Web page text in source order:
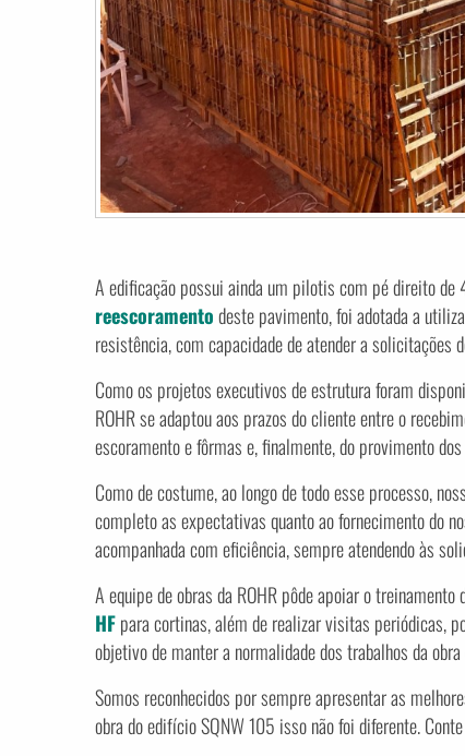
A edificação possui ainda um pilotis com pé direito de
reescoramentodeste pavimento, foi adotada a
resistência, com capacidade de atender a
Como os projetos executivos de estrutura foram
ROHR se adaptou aos prazos do cliente entre o
escoramento e fôrmas e, finalmente, do provimento
Como de costume, ao longo de todo esse processo,
completo as expectativas quanto ao fornecimento do
acompanhada com eficiência, sempre atendendo às
A equipe de obras da ROHR pôde apoiar o
HFpara cortinas, além de realizar visitas periódicas,
objetivo de manter a normalidade dos trabalhos da
Somos reconhecidos por sempre apresentar as
obra do edifício SQNW 105 isso não foi diferente.